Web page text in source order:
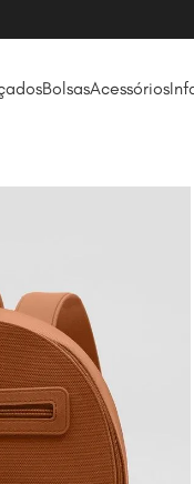
BolsasAcessórios